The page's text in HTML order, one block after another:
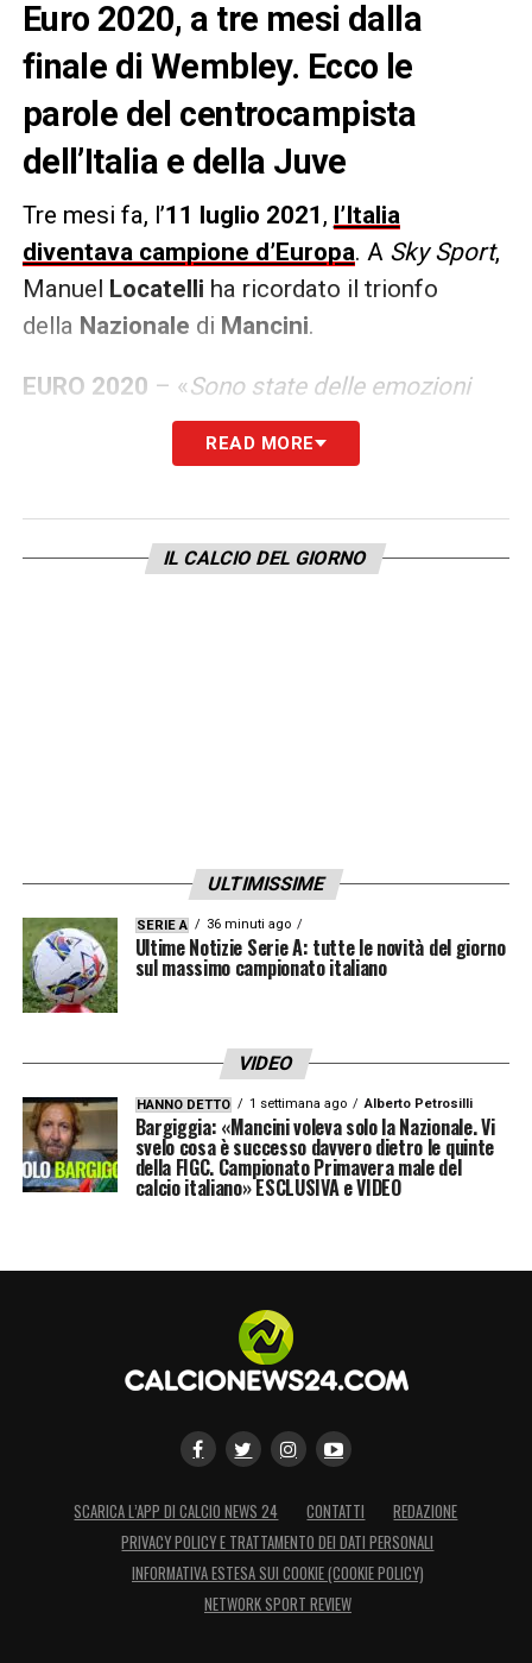
Euro 2020, a tre mesi dalla
finale di Wembley. Ecco le
parole del centrocampista
dell’Italia e della Juve
Tre mesi fa, l’11 luglio 2021 , l’Italia
diventava campione d’Europa. A Sky Sport,
Manuel Locatelli ha ricordato il trionfo
della Nazionale di Mancini.
EURO 2020 – «Sono state delle emozioni
incredibili, pazzesche. Abbiamo fatto la
storia e rimarrà per sempre. Un momento
stadio al tunnel, avevo un’ansia incredibile
READ MORE
IL CALCIO DEL GIORNO
ULTIMISSIME
SERIE A 36 minuti ago
Ultime Notizie Serie A: tutte le novità del giorno
sul massimo campionato italiano
VIDEO
HANNO DETTO 1 settimana ago Alberto Petrosilli
Bargiggia: «Mancini voleva solo la Nazionale. Vi
svelo cosa è successo davvero dietro le quinte
della FIGC. Campionato Primavera male del
calcio italiano» ESCLUSIVA e VIDEO
SCARICA L’APP DI CALCIO NEWS 24 CONTATTI
REDAZIONE
PRIVACY POLICY E TRATTAMENTO DEI DATI PERSONALI
INFORMATIVA ESTESA SUI COOKIE (COOKIE POLICY)
NETWORK SPORT REVIEW